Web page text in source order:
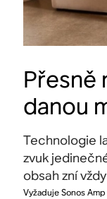
Přesně
danou
Technologie
zvuk
obsah zní
Vyžaduje Sonos Amp